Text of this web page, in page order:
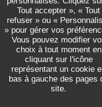
Tout accepter », « Tout
refuser » ou «
» pour gérer vos
Vous pouvez modifier
choix à tout moment en
cliquant sur l'icône
représentant un cookie
bas à gauche des pages
site.
- 13:00 - Couverts 4
Ambiance: 5/5 Cuisine: 5/5
C
- 12:15 - Couverts 2
/5 Ambiance : 3/5 Cuisine : 5/5